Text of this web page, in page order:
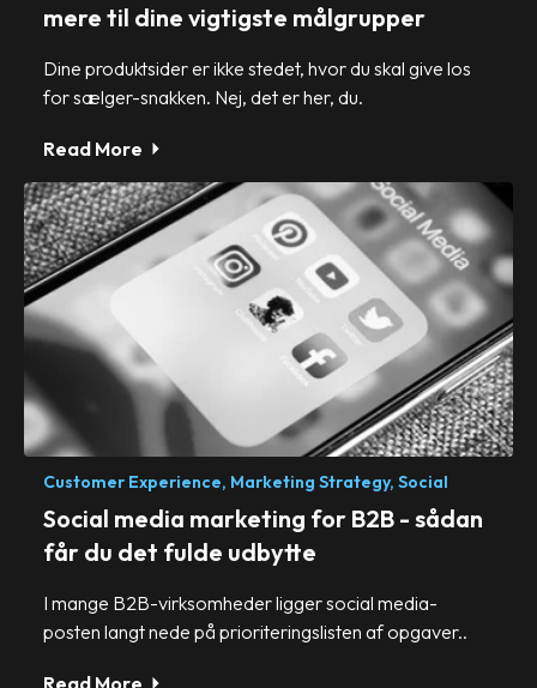
mere til dine vigtigste målgrupper
Dine produktsider er ikke stedet, hvor du skal give los
for sælger-snakken. Nej, det er her, du.
Read More
Customer Experience, Marketing Strategy, Social
Social media marketing for B2B - sådan
får du det fulde udbytte
I mange B2B-virksomheder ligger social media-
posten langt nede på prioriteringslisten af opgaver..